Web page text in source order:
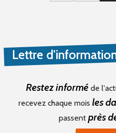
Lettre
Restez informé de
recevez chaque mois les
passent près